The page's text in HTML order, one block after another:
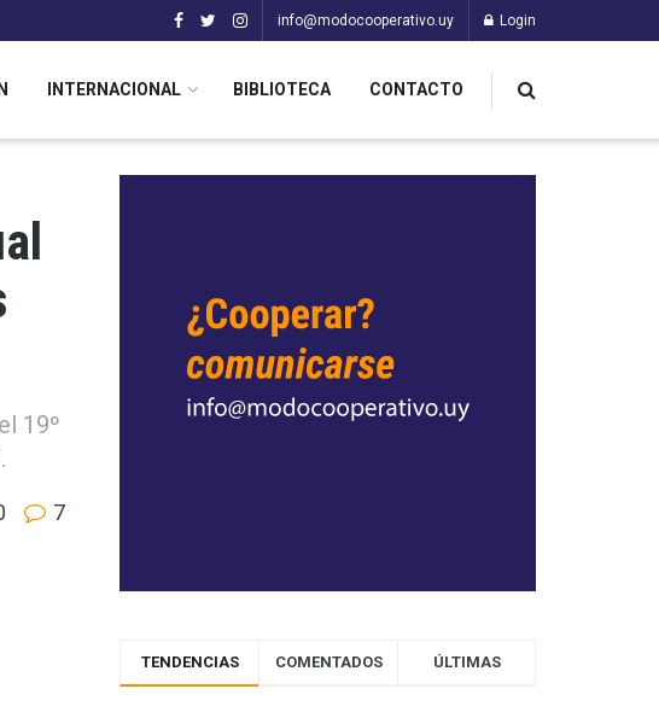
info@modocooperativo.uy Login
INTERNACIONAL BIBLIOTECA CONTACTO
19º
7
TENDENCIAS COMENTADOS ÚLTIMAS